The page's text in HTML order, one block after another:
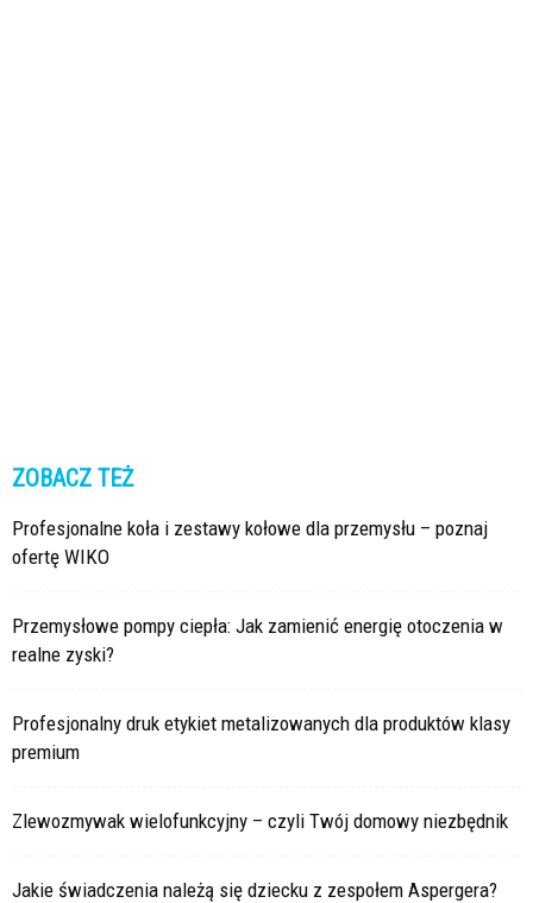
ZOBACZ TEŻ
Profesjonalne koła i zestawy kołowe dla przemysłu – poznaj
ofertę WIKO
Przemysłowe pompy ciepła: Jak zamienić energię otoczenia w
realne zyski?
Profesjonalny druk etykiet metalizowanych dla produktów klasy
premium
Zlewozmywak wielofunkcyjny – czyli Twój domowy niezbędnik
Jakie świadczenia należą się dziecku z zespołem Aspergera?